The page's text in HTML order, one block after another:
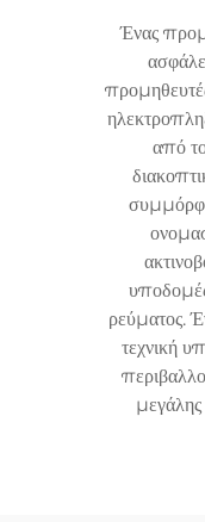
Ένας
από
ρεύματος.
τεχνική